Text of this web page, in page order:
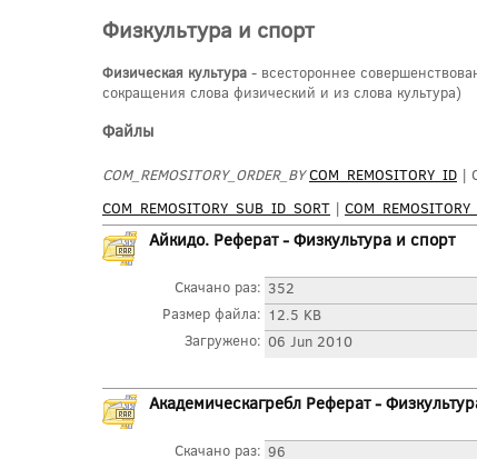
Физкультура и спорт
Физическая культура - всестороннее
сокращения слова физический и из слова культура)
Файлы
COM_REMOSITORY_ORDER_BYCOM_REMOSITORY_ID |
COM_REMOSITORY_SUB_ID_SORT |
Айкидо. Реферат - Физкультура и спорт
Скачано раз: 352
Размер файла: 12.5 KB
Загружено: 06 Jun 2010
Академическагребл Реферат -
Скачано раз: 96